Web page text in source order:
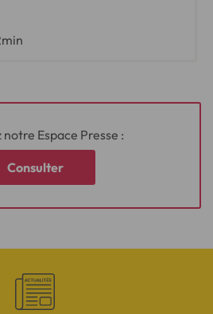
notre Espace Presse :
Consulter